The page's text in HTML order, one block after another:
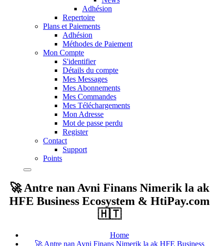
Adhésion
Repertoire
Plans et Paiements
Adhésion
Méthodes de Paiement
Mon Compte
S'identifier
Détails du compte
Mes Messages
Mes Abonnements
Mes Commandes
Mes Téléchargements
Mon Adresse
Mot de passe perdu
Register
Contact
Support
Points
🚀 Antre nan Avni Finans Nimerik la ak
HFE Business Ecosystem & HtiPay.com
🇭🇹
Home
🚀 Antre nan Avni Finans Nimerik la ak HFE Business